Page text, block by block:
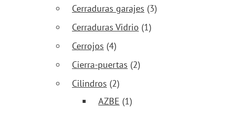
Cerraduras garajes (3)
Cerraduras Vidrio (1)
Cerrojos (4)
Cierra-puertas (2)
Cilindros (2)
AZBE (1)